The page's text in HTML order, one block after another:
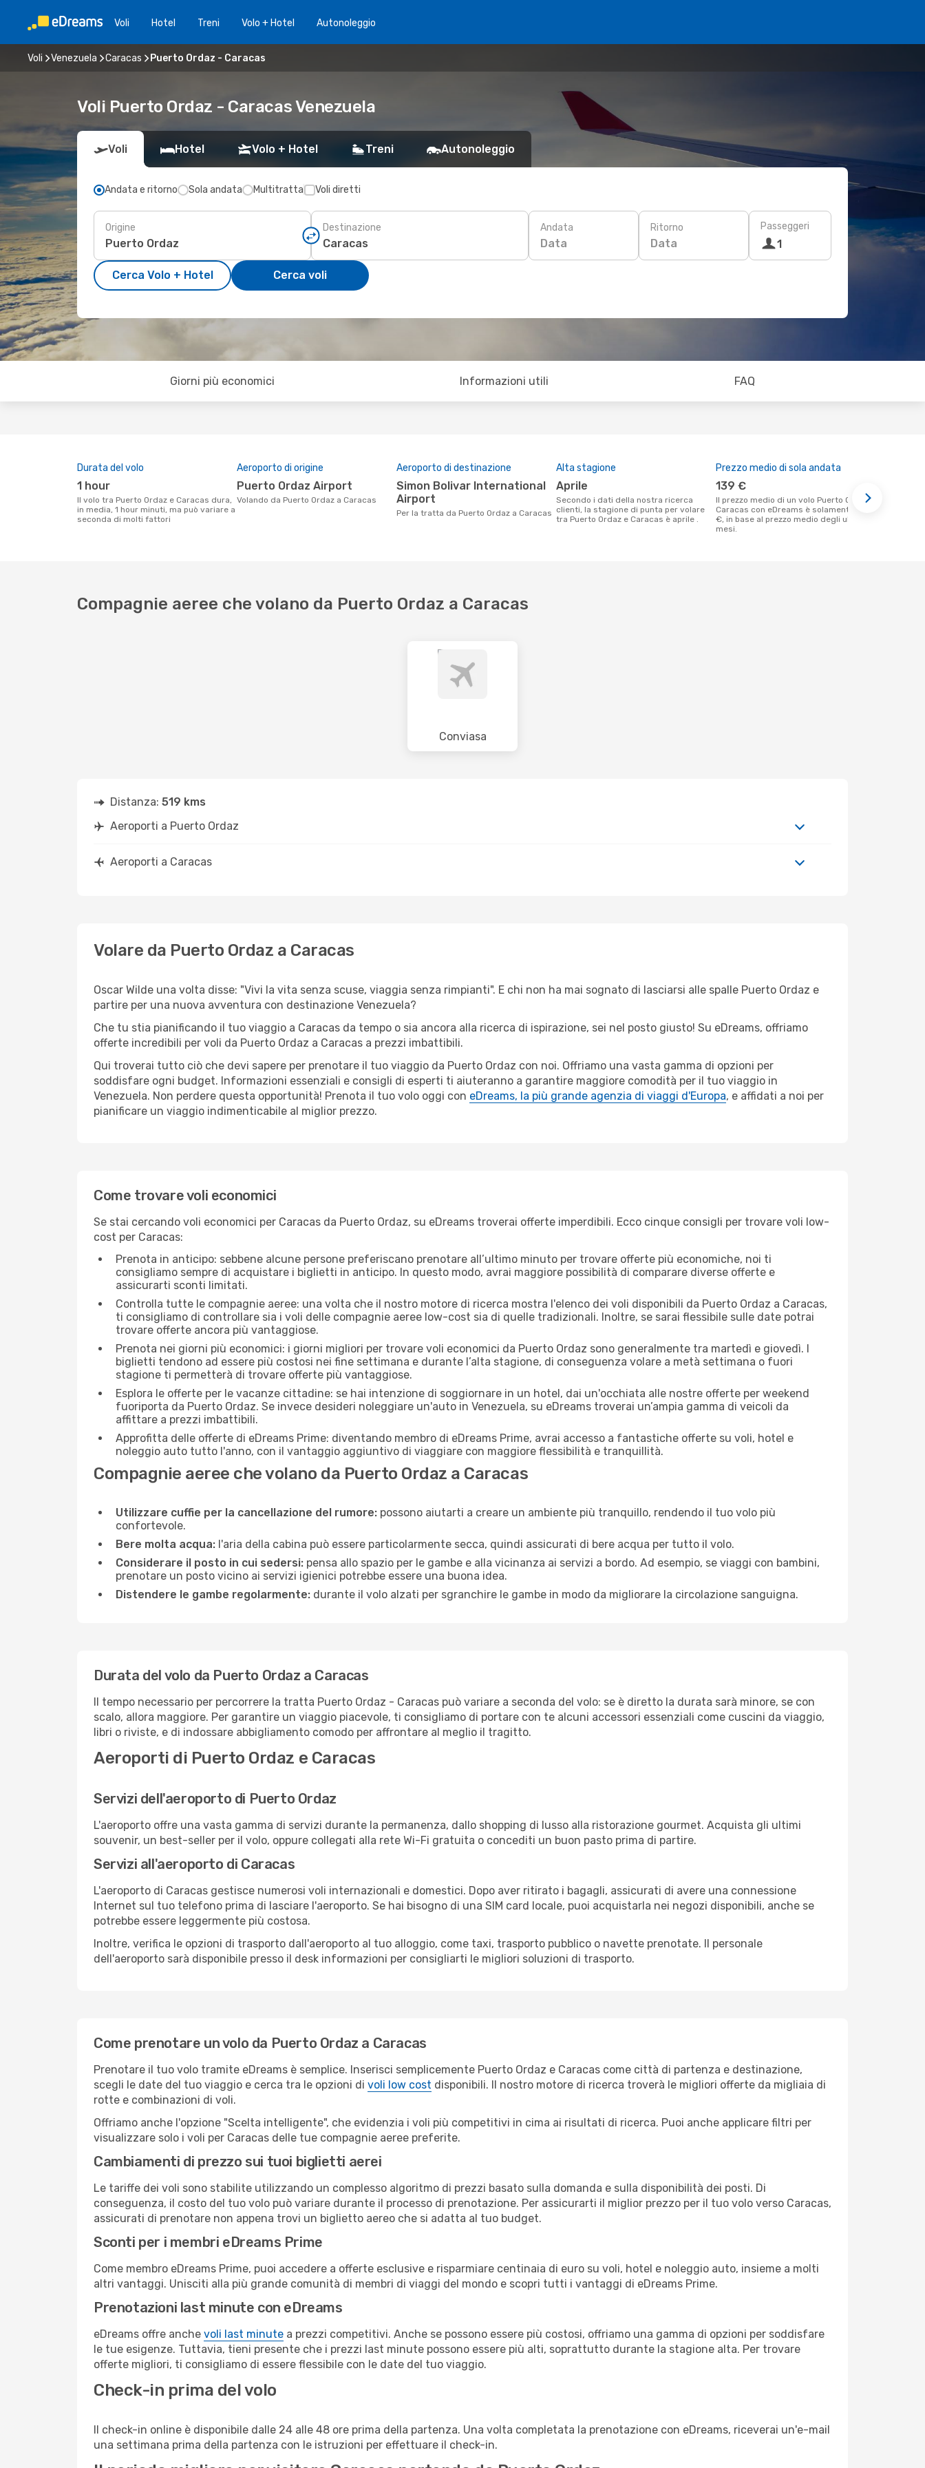
Voli Hotel Treni Volo + Hotel Autonoleggio
Voli Venezuela Caracas Puerto Ordaz - Caracas
Voli Puerto Ordaz - Caracas Venezuela
Voli Hotel Volo + Hotel Treni Autonoleggio
Andata e ritorno Sola andata Multitratta Voli diretti
Origine Destinazione Andata
Data
Ritorno
Data
Passeggeri
1
Cerca Volo + Hotel Cerca voli
Giorni più economici Informazioni utili FAQ
Durata del volo
1 hour
Il volo tra Puerto Ordaz e Caracas dura,
in media, 1 hour minuti, ma può variare a
seconda di molti fattori
Aeroporto di origine
Puerto Ordaz Airport
Volando da Puerto Ordaz a Caracas
Aeroporto di destinazione
Simon Bolivar International
Airport
Per la tratta da Puerto Ordaz a Caracas
Alta stagione
aprile
Secondo i dati della nostra ricerca
clienti, la stagione di punta per volare
tra Puerto Ordaz e Caracas è aprile .
Prezzo medio di sola andata
139 €
Il prezzo medio di un volo Puerto Ordaz -
Caracas con eDreams è solamente 139
€, in base al prezzo medio degli ultimi
mesi.
Compagnie aeree che volano da Puerto Ordaz a Caracas
Conviasa
Distanza: 519 kms
Aeroporti a Puerto Ordaz
Aeroporti a Caracas
Volare da Puerto Ordaz a Caracas
Oscar Wilde una volta disse: "Vivi la vita senza scuse, viaggia senza rimpianti". E chi non ha mai sognato di lasciarsi alle spalle Puerto Ordaz e
partire per una nuova avventura con destinazione Venezuela?
Che tu stia pianificando il tuo viaggio a Caracas da tempo o sia ancora alla ricerca di ispirazione, sei nel posto giusto! Su eDreams, offriamo
offerte incredibili per voli da Puerto Ordaz a Caracas a prezzi imbattibili.
Qui troverai tutto ciò che devi sapere per prenotare il tuo viaggio da Puerto Ordaz con noi. Offriamo una vasta gamma di opzioni per
soddisfare ogni budget. Informazioni essenziali e consigli di esperti ti aiuteranno a garantire maggiore comodità per il tuo viaggio in
Venezuela. Non perdere questa opportunità! Prenota il tuo volo oggi con eDreams, la più grande agenzia di viaggi d'Europa, e affidati a noi per
pianificare un viaggio indimenticabile al miglior prezzo.
Come trovare voli economici
Se stai cercando voli economici per Caracas da Puerto Ordaz, su eDreams troverai offerte imperdibili. Ecco cinque consigli per trovare voli low-
cost per Caracas:
Prenota in anticipo: sebbene alcune persone preferiscano prenotare all’ultimo minuto per trovare offerte più economiche, noi ti
consigliamo sempre di acquistare i biglietti in anticipo. In questo modo, avrai maggiore possibilità di comparare diverse offerte e
assicurarti sconti limitati.
Controlla tutte le compagnie aeree: una volta che il nostro motore di ricerca mostra l'elenco dei voli disponibili da Puerto Ordaz a Caracas,
ti consigliamo di controllare sia i voli delle compagnie aeree low-cost sia di quelle tradizionali. Inoltre, se sarai flessibile sulle date potrai
trovare offerte ancora più vantaggiose.
Prenota nei giorni più economici: i giorni migliori per trovare voli economici da Puerto Ordaz sono generalmente tra martedì e giovedì. I
biglietti tendono ad essere più costosi nei fine settimana e durante l’alta stagione, di conseguenza volare a metà settimana o fuori
stagione ti permetterà di trovare offerte più vantaggiose.
Esplora le offerte per le vacanze cittadine: se hai intenzione di soggiornare in un hotel, dai un'occhiata alle nostre offerte per weekend
fuoriporta da Puerto Ordaz. Se invece desideri noleggiare un'auto in Venezuela, su eDreams troverai un’ampia gamma di veicoli da
affittare a prezzi imbattibili.
Approfitta delle offerte di eDreams Prime: diventando membro di eDreams Prime, avrai accesso a fantastiche offerte su voli, hotel e
noleggio auto tutto l'anno, con il vantaggio aggiuntivo di viaggiare con maggiore flessibilità e tranquillità.
Compagnie aeree che volano da Puerto Ordaz a Caracas
Utilizzare cuffie per la cancellazione del rumore: possono aiutarti a creare un ambiente più tranquillo, rendendo il tuo volo più
confortevole.
Bere molta acqua: l'aria della cabina può essere particolarmente secca, quindi assicurati di bere acqua per tutto il volo.
Considerare il posto in cui sedersi: pensa allo spazio per le gambe e alla vicinanza ai servizi a bordo. Ad esempio, se viaggi con bambini,
prenotare un posto vicino ai servizi igienici potrebbe essere una buona idea.
Distendere le gambe regolarmente: durante il volo alzati per sgranchire le gambe in modo da migliorare la circolazione sanguigna.
Durata del volo da Puerto Ordaz a Caracas
Il tempo necessario per percorrere la tratta Puerto Ordaz - Caracas può variare a seconda del volo: se è diretto la durata sarà minore, se con
scalo, allora maggiore. Per garantire un viaggio piacevole, ti consigliamo di portare con te alcuni accessori essenziali come cuscini da viaggio,
libri o riviste, e di indossare abbigliamento comodo per affrontare al meglio il tragitto.
Aeroporti di Puerto Ordaz e Caracas
Servizi dell'aeroporto di Puerto Ordaz
L'aeroporto offre una vasta gamma di servizi durante la permanenza, dallo shopping di lusso alla ristorazione gourmet. Acquista gli ultimi
souvenir, un best-seller per il volo, oppure collegati alla rete Wi-Fi gratuita o concediti un buon pasto prima di partire.
Servizi all'aeroporto di Caracas
L'aeroporto di Caracas gestisce numerosi voli internazionali e domestici. Dopo aver ritirato i bagagli, assicurati di avere una connessione
Internet sul tuo telefono prima di lasciare l'aeroporto. Se hai bisogno di una SIM card locale, puoi acquistarla nei negozi disponibili, anche se
potrebbe essere leggermente più costosa.
Inoltre, verifica le opzioni di trasporto dall'aeroporto al tuo alloggio, come taxi, trasporto pubblico o navette prenotate. Il personale
dell'aeroporto sarà disponibile presso il desk informazioni per consigliarti le migliori soluzioni di trasporto.
Come prenotare un volo da Puerto Ordaz a Caracas
Prenotare il tuo volo tramite eDreams è semplice. Inserisci semplicemente Puerto Ordaz e Caracas come città di partenza e destinazione,
scegli le date del tuo viaggio e cerca tra le opzioni di voli low cost disponibili. Il nostro motore di ricerca troverà le migliori offerte da migliaia di
rotte e combinazioni di voli.
Offriamo anche l'opzione "Scelta intelligente", che evidenzia i voli più competitivi in cima ai risultati di ricerca. Puoi anche applicare filtri per
visualizzare solo i voli per Caracas delle tue compagnie aeree preferite.
Cambiamenti di prezzo sui tuoi biglietti aerei
Le tariffe dei voli sono stabilite utilizzando un complesso algoritmo di prezzi basato sulla domanda e sulla disponibilità dei posti. Di
conseguenza, il costo del tuo volo può variare durante il processo di prenotazione. Per assicurarti il miglior prezzo per il tuo volo verso Caracas,
assicurati di prenotare non appena trovi un biglietto aereo che si adatta al tuo budget.
Sconti per i membri eDreams Prime
Come membro eDreams Prime, puoi accedere a offerte esclusive e risparmiare centinaia di euro su voli, hotel e noleggio auto, insieme a molti
altri vantaggi. Unisciti alla più grande comunità di membri di viaggi del mondo e scopri tutti i vantaggi di eDreams Prime.
Prenotazioni last minute con eDreams
eDreams offre anche voli last minute a prezzi competitivi. Anche se possono essere più costosi, offriamo una gamma di opzioni per soddisfare
le tue esigenze. Tuttavia, tieni presente che i prezzi last minute possono essere più alti, soprattutto durante la stagione alta. Per trovare
offerte migliori, ti consigliamo di essere flessibile con le date del tuo viaggio.
Check-in prima del volo
Il check-in online è disponibile dalle 24 alle 48 ore prima della partenza. Una volta completata la prenotazione con eDreams, riceverai un'e-mail
una settimana prima della partenza con le istruzioni per effettuare il check-in.